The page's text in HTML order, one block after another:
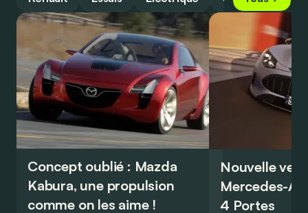
Concept oublié : Mazda
Kabura, une propulsion
comme on les aime !
Nouvelle
Mercedes-
4 Portes